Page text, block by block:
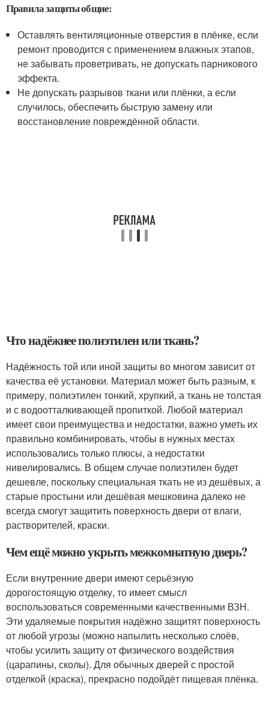
Правила защиты общие:
Оставлять вентиляционные отверстия в плёнке, если
ремонт проводится с применением влажных этапов,
не забывать проветривать, не допускать парникового
эффекта.
Не допускать разрывов ткани или плёнки, а если
случилось, обеспечить быструю замену или
восстановление повреждённой области.
Что надёжнее полиэтилен или ткань?
Надёжность той или иной защиты во многом зависит от
качества её установки. Материал может быть разным, к
примеру, полиэтилен тонкий, хрупкий, а ткань не толстая
и с водоотталкивающей пропиткой. Любой материал
имеет свои преимущества и недостатки, важно уметь их
правильно комбинировать, чтобы в нужных местах
использовались только плюсы, а недостатки
нивелировались. В общем случае полиэтилен будет
дешевле, поскольку специальная ткать не из дешёвых, а
старые простыни или дешёвая мешковина далеко не
всегда смогут защитить поверхность двери от влаги,
растворителей, краски.
Чем ещё можно укрыть межкомнатную дверь?
Если внутренние двери имеют серьёзную
дорогостоящую отделку, то имеет смысл
воспользоваться современными качественными ВЗН.
Эти удаляемые покрытия надёжно защитят поверхность
от любой угрозы (можно напылить несколько слоёв,
чтобы усилить защиту от физического воздействия
(царапины, сколы). Для обычных дверей с простой
отделкой (краска), прекрасно подойдёт пищевая плёнка.